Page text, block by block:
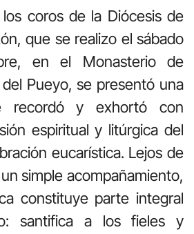
coros de la Diócesis de
que se realizo el sábado
en el Monasterio de
Pueyo, se presentó una
recordó y exhortó con
espiritual y litúrgica del
eucarística. Lejos de
simple acompañamiento,
constituye parte integral
santifica a los fieles y